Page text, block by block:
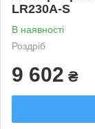
LR230A-S
В наявності
Роздріб
9 602 ₴